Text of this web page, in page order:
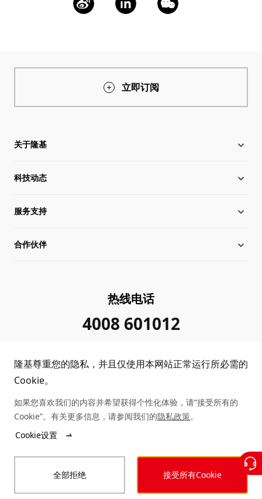
立即订阅
关于隆基
关于隆基
全球化布局
管理层信息
投诉举报
合规政策
科技动态
硅片价格
行业动态
服务支持
下载中心
客户问题反馈
收益计算
合作伙伴
协同创新合作
热线电话
4008 601012
Copyright © 2026 隆基绿能科技股份有限公司
法律声明 商业行为准则
可访问性声明
隆基尊重您的隐私，并且仅使用本网站正常运行所必需的
Cookie。
如果您喜欢我们的内容并希望获得个性化体验，请“接受所有的
Cookie”。有关更多信息，请参阅我们的隐私政策。
Cookie设置
全部拒绝 接受所有Cookie